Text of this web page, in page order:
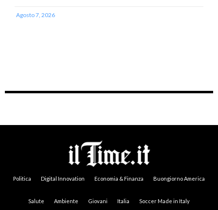
Agosto 7, 2026
Politica Digital Innovation Economia & Finanza Buongiorno America
Salute Ambiente Giovani Italia Soccer Made in Italy